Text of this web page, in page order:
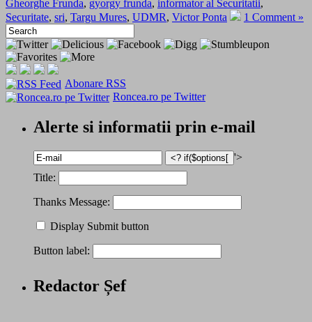
Gheorghe Frunda, gyorgy frunda, informator al Securitatii,
Securitate, sri, Targu Mures, UDMR, Victor Ponta 1 Comment »
Abonare RSS
Roncea.ro pe Twitter
Alerte si informatii prin e-mail
'>
Title:
Thanks Message:
Display Submit button
Button label:
Redactor Șef